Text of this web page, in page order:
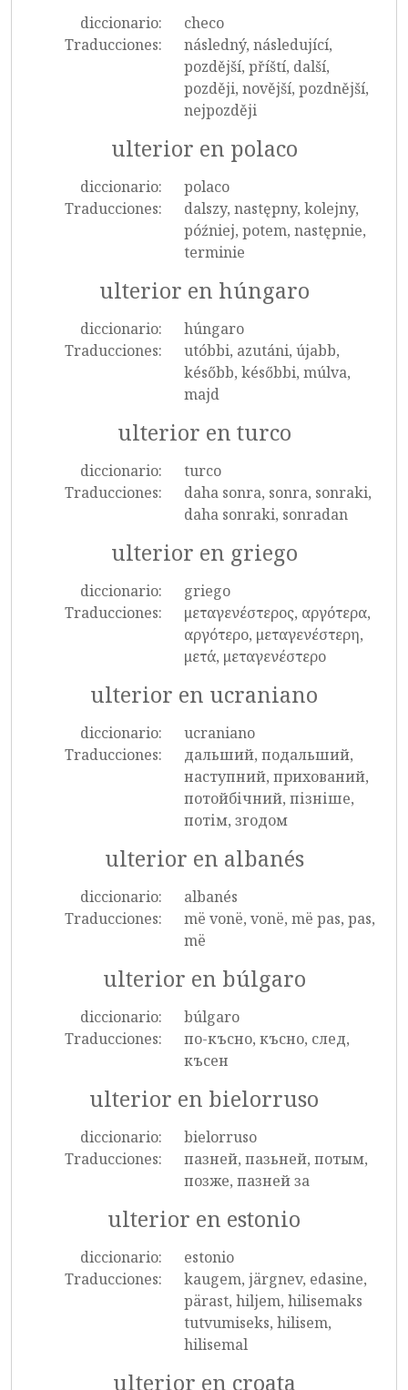
diccionario:
checo
Traducciones:
následný, následující,
pozdější, příští, další,
později, novější, pozdnější,
nejpozději
ulterior en polaco
diccionario:
polaco
Traducciones:
dalszy, następny, kolejny,
później, potem, następnie,
terminie
ulterior en húngaro
diccionario:
húngaro
Traducciones:
utóbbi, azutáni, újabb,
később, későbbi, múlva,
majd
ulterior en turco
diccionario:
turco
Traducciones:
daha sonra, sonra, sonraki,
daha sonraki, sonradan
ulterior en griego
diccionario:
griego
Traducciones:
μεταγενέστερος, αργότερα,
αργότερο, μεταγενέστερη,
μετά, μεταγενέστερο
ulterior en ucraniano
diccionario:
ucraniano
Traducciones:
дальший, подальший,
наступний, прихований,
потойбічний, пізніше,
потім, згодом
ulterior en albanés
diccionario:
albanés
Traducciones:
më vonë, vonë, më pas, pas,
më
ulterior en búlgaro
diccionario:
búlgaro
Traducciones:
по-късно, късно, след,
късен
ulterior en bielorruso
diccionario:
bielorruso
Traducciones:
пазней, пазьней, потым,
позже, пазней за
ulterior en estonio
diccionario:
estonio
Traducciones:
kaugem, järgnev, edasine,
pärast, hiljem, hilisemaks
tutvumiseks, hilisem,
hilisemal
ulterior en croata